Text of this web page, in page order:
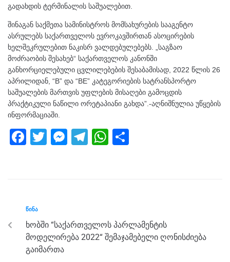
გადახდის ტერმინალის საშუალებით.
შინაგან საქმეთა სამინისტროს მომსახურების სააგენტო
ასრულებს საქართველოს ევროკავშირთან ასოცირების
ხელშეკრულებით ნაკისრ ვალდებულებებს. „საგზაო
მოძრაობის შესახებ“ საქართველოს კანონში
განხორციელებული ცვლილებების შესაბამისად, 2022 წლის 26
აპრილიდან, “B” და “BE” კატეგორიების სატრანსპორტო
საშუალების მართვის უფლების მისაღები გამოცდის
პრაქტიკული ნაწილი ორეტაპიანი გახდა”.-აღნიშნულია უწყების
ინფორმაციაში.
F
b
o
o
k
T
M
g
er
T
m
W
p
p
ᲬᲘᲜᲐ
ხობში “საქართველოს პარლამენტის
მოდელირება 2022“ შემაჯამებელი ღონისძიება
გაიმართა